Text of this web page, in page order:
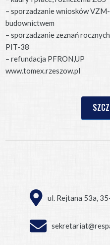
– sporzadzanie wniosków
budownictwem
– sporzadzanie zeznań
PIT-38
– refundacja PFRON,UP
www.tomex.rzeszow.pl
ul. Rejtana 53a,